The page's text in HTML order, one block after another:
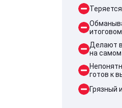
Делают
на самом
готов к
Грязный